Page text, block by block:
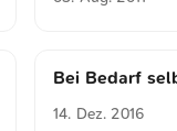
Bei Bedarf
14. Dez. 2016